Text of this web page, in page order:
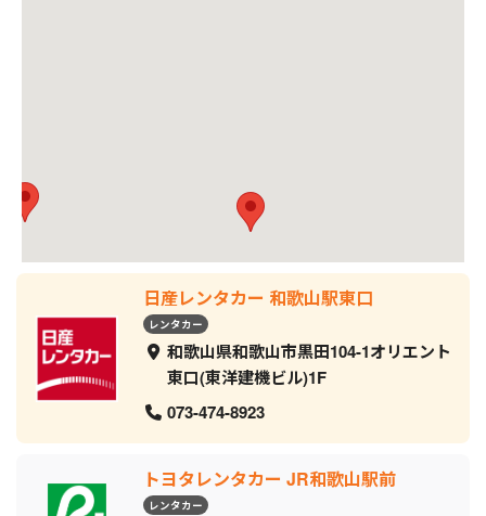
日産レンタカー 和歌山駅東口
レンタカー
和歌山県和歌山市黒田104-1オリエント
東口(東洋建機ビル)1F
073-474-8923
トヨタレンタカー JR和歌山駅前
レンタカー